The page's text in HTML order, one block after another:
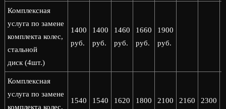
Комплексная
услуга по замене
комплекта колес,
стальной
диск (4шт.)
1400
руб.
1400
руб.
1460
руб.
1660
руб.
1900
руб.
Комплексная
услуга по замене
комплекта колес,
1540
1540
1620
1800
2100
2160
2300